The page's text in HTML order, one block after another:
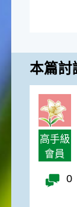
本篇討
高手級
會員
0